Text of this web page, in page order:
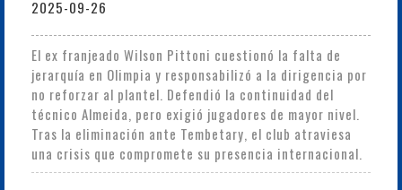
2025-09-26
El ex franjeado Wilson Pittoni cuestionó la falta de
jerarquía en Olimpia y responsabilizó a la dirigencia por
no reforzar al plantel. Defendió la continuidad del
técnico Almeida, pero exigió jugadores de mayor nivel.
Tras la eliminación ante Tembetary, el club atraviesa
una crisis que compromete su presencia internacional.